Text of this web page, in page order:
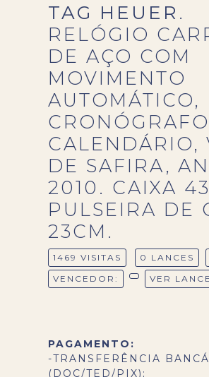
TAG HEUER .
RELÓGIO
DE AÇO COM
MOVIMENTO
AUTOMÁTICO,
CALENDÁRIO,
DE SAFIRA,
2010. CAIXA
PULSEIRA DE
23CM.
1469 VISITAS
0 LANCES
VENCEDOR:
VER
PAGAMENTO:
-TRANSFERÊNCIA
(DOC/TED/PIX);